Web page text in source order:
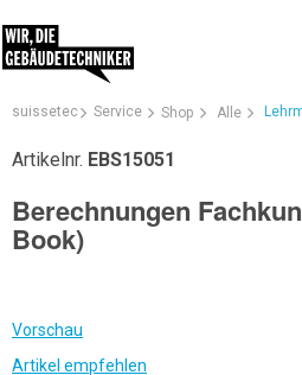
suissetec Service Shop Alle
Artikelnr. EBS15051
Berechnungen
Book)
Vorschau
Artikel empfehlen